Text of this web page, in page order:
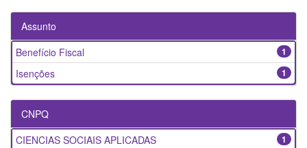
Assunto
1
Benefício Fiscal
1
Isenções
CNPQ
1
CIENCIAS SOCIAIS APLICADAS